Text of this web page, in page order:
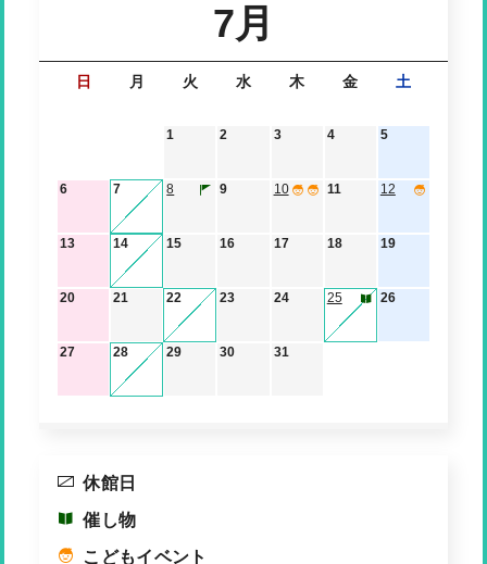
7月
日 月 火 水 木 金 土
1 2 3 4 5
6 7 8 9 10 11 12
13 14 15 16 17 18 19
20 21 22 23 24 25 26
27 28 29 30 31
休館日
催し物
こどもイベント